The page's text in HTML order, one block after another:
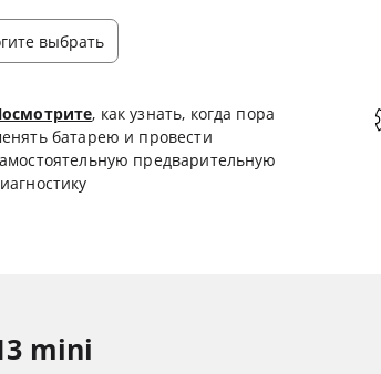
выбрать
, как узнать, когда пора
батарею и провести
предварительную
mini